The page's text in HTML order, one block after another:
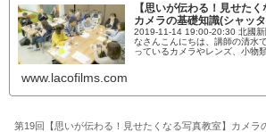
【思いが伝わる！見せた
カメラの基礎知識(シャッ
2019-11-14 19:00-20:30 北國
なさんこんにちは、講師の清
っているカメラやレンズ、小物
サイズ順)フルサイズNikon
D610(35.9×24.0mm)APS-
www.lacofilms.com
第19回【思いが伝わる！見せたくなる写真教室】カメラ